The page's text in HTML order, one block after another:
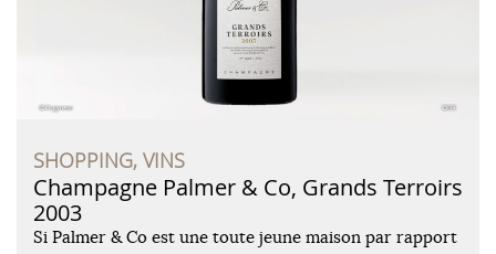
SHOPPING, VINS
Champagne Palmer & Co, Grands Terroirs
2003
Si Palmer & Co est une toute jeune maison par rapport